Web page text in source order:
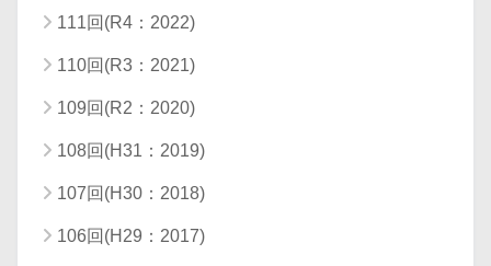
111回(R4：2022)
110回(R3：2021)
109回(R2：2020)
108回(H31：2019)
107回(H30：2018)
106回(H29：2017)